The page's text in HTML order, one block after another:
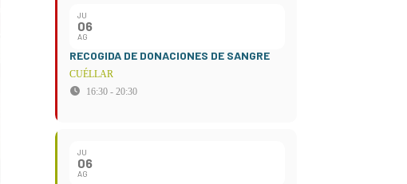
JU
06
AG
RECOGIDA DE DONACIONES DE SANGRE
CUÉLLAR
16:30 - 20:30
JU
06
AG